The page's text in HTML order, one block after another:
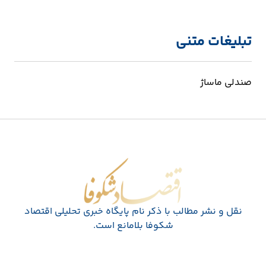
تبلیغات متنی
صندلی ماساژ
اقتصاد شکوفا
نقل و نشر مطالب با ذکر نام پايگاه خبری تحليلی اقتصاد
شکوفا بلامانع است.